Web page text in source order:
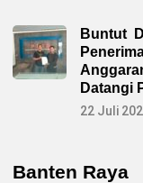
Buntut
Datangi
22 Juli
Banten Raya